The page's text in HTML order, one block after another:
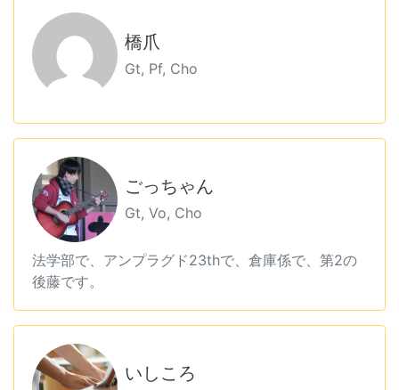
橋爪
Gt, Pf, Cho
ごっちゃん
Gt, Vo, Cho
法学部で、アンプラグド23thで、倉庫係で、第2の
後藤です。
いしころ